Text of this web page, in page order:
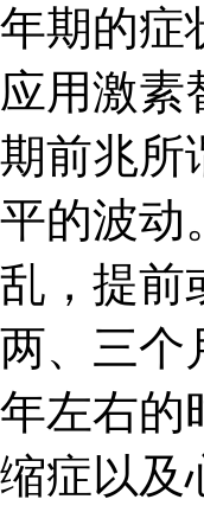
年期的症
应用激素
期前兆所
平的波动
乱，提前
两、三个
年左右的
缩症以及